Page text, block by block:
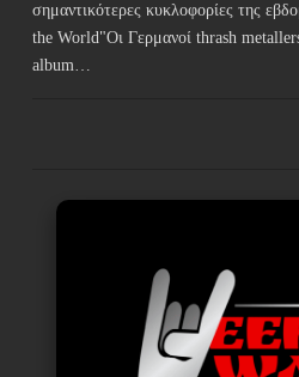
σημαντικότερες κυκλοφορίες της
the World"Οι Γερμανοί thrash
album…